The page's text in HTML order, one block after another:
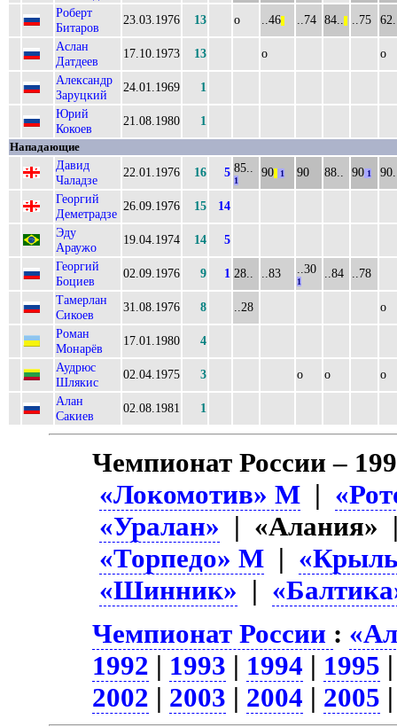
Роберт
Битаров
23.03.1976 13 о ..46 ..74 84.. ..75
Аслан
Датдеев
17.10.1973 13 о
о
Александр
Заруцкий
24.01.1969
1
Юрий
Кокоев
21.08.1980 1
Нападающие
Давид
Чаладзе
22.01.1976 16 5 85..
1
90 1 90 88.. 90 1
Георгий
Деметрадзе
26.09.1976 15
14
Эду
Араужо
19.04.1974 14
5
Георгий
Боциев
02.09.1976 9 1 28.. ..83 ..30
1
..84
..78
Тамерлан
Сикоев
31.08.1976 8 ..28
о
Роман
Монарёв
17.01.1980
4
Аудрюс
Шлякис
02.04.1975 3 о о
о
Алан
Сакиев
02.08.1981 1
Чемпионат России –
«Локомотив» М |
«Уралан» |
«Торпедо» М |
«Шинник» |
Чемпионат России :
1992 | 1993 | 1994 | 1995
2002 | 2003 | 2004 | 2005